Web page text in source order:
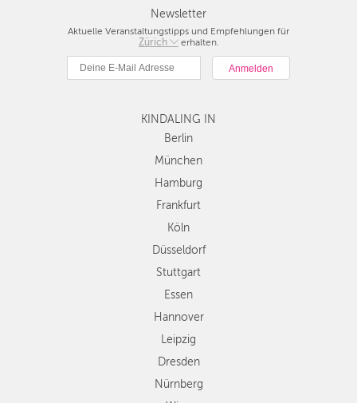
Newsletter
Aktuelle Veranstaltungstipps und Empfehlungen für
Zürich
Berlin
München
Hamburg
Köln
Stuttgart
Nürnberg
Regionen
erhalten.
KINDALING IN
Berlin
München
Hamburg
Frankfurt
Köln
Düsseldorf
Stuttgart
Essen
Hannover
Leipzig
Dresden
Nürnberg